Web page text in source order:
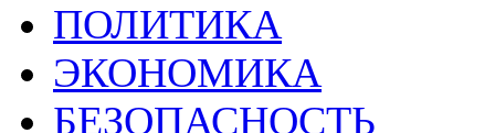
ПОЛИТИКА
ЭКОНОМИКА
БЕЗОПАСНОСТЬ